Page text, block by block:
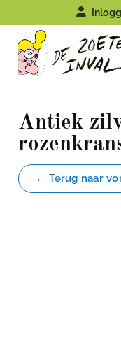
Antiek
← Terug naar